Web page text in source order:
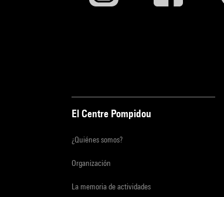
El Centre Pompidou
¿Quiénes somos?
Organización
La memoria de actividades